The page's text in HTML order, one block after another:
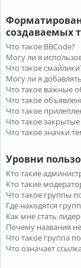
создаваемых
Что такое BBCode?
Могу ли я
Что такое
Могу ли я
Что такое важные
Что такое
Что такое
Что такое
Что такое значки
Уровни
Кто такие
Кто такие
Что такое группы
Где находятся
Как мне стать
Почему названия
Что такое группа
Что означает